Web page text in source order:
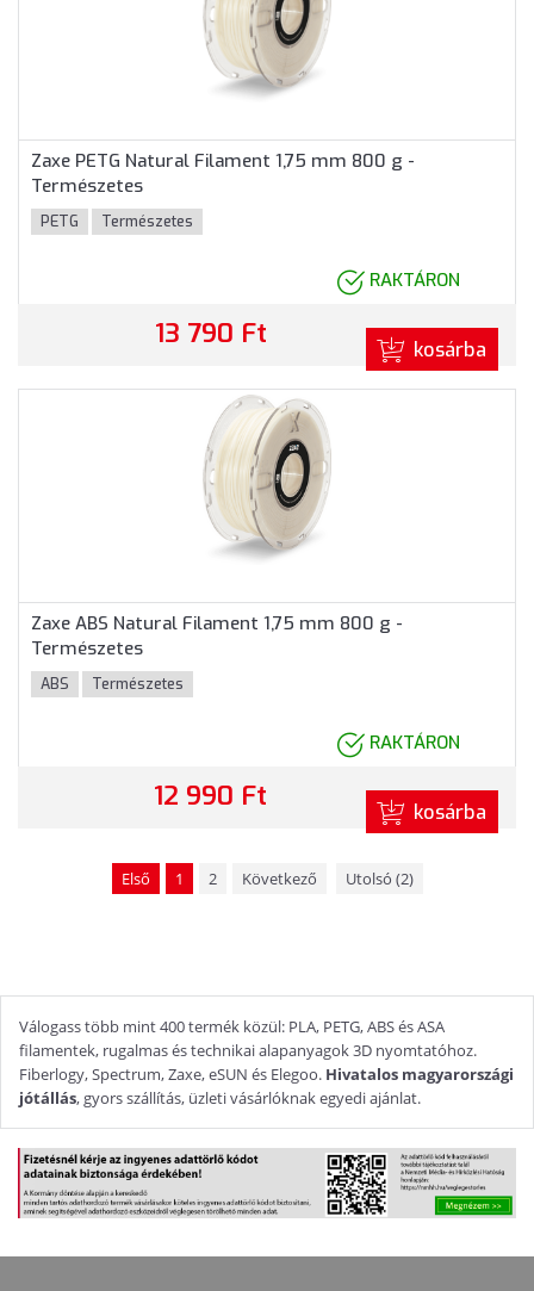
Zaxe PETG Natural Filament 1,75 mm 800 g -
Természetes
PETG Természetes
RAKTÁRON
13 790 Ft kosárba
Zaxe ABS Natural Filament 1,75 mm 800 g -
Természetes
ABS Természetes
RAKTÁRON
12 990 Ft kosárba
Első 1 2 Következő Utolsó (2)
Válogass több mint 400 termék közül: PLA, PETG, ABS és ASA
filamentek, rugalmas és technikai alapanyagok 3D nyomtatóhoz.
Fiberlogy, Spectrum, Zaxe, eSUN és Elegoo. Hivatalos magyarországi
jótállás, gyors szállítás, üzleti vásárlóknak egyedi ajánlat.